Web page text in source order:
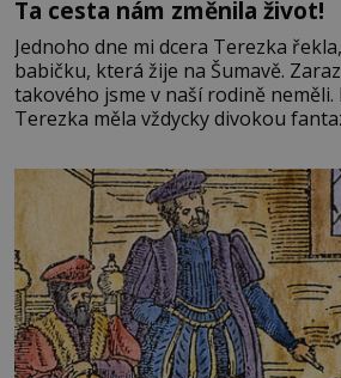
Ta cesta nám změnila život!
Jednoho dne mi dcera Terezka
babičku, která žije na Šumavě.
takového jsme v naší rodině
Terezka měla vždycky divokou
zdálo o jednorožcích, krásných
rytířích a létajících dracích.